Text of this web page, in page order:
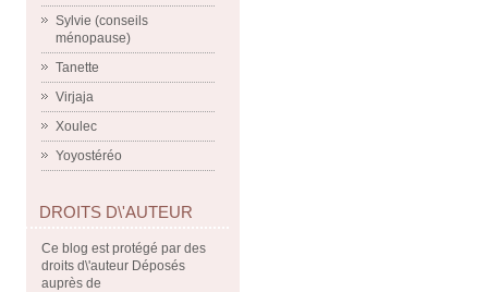
Sylvie (conseils
ménopause)
Tanette
Virjaja
Xoulec
Yoyostéréo
DROITS D\'AUTEUR
Ce blog est protégé par des
droits d\'auteur Déposés
auprès de